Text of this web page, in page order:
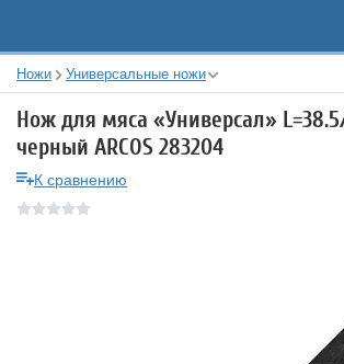
Ножи Универсальные ножи
Нож для мяса «Универсал»
черный ARCOS 283204
К сравнению